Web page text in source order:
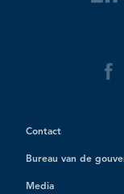
Contact
Bureau van de
Media